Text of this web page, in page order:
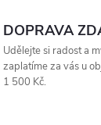
DOPRAVA
Udělejte si radost a
zaplatíme za vás u
1 500 Kč.